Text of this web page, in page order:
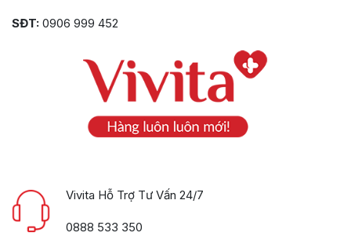
SĐT: 0906 999 452
Vivita Hỗ Trợ Tư Vấn 24/7
0888 533 350